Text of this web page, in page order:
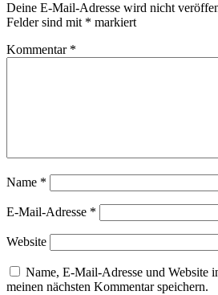
Deine E-Mail-Adresse wird nicht
Felder sind mit * markiert
Kommentar *
Name *
E-Mail-Adresse *
Website
Name, E-Mail-Adresse und Website
meinen nächsten Kommentar speichern.